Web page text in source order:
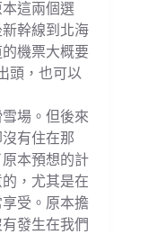
這兩個選
幹線到北海
機票大概要
頭，也可以
場。但後來
沒有住在那
本預想的計
，尤其是在
受。原本擔
發生在我們